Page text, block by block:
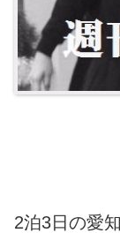
2泊3日の愛